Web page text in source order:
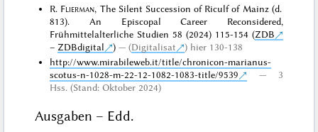
R. Flierman, The Silent Succession of Riculf of Mainz ( d.
813 ). An Episcopal Career Reconsidered,
Frühmittelalterliche Studien 58 (2024) 115-154 (ZDB
– ZDBdigital ) (Digitalisat
) hier 130-138
http://www.mirabileweb.it/title/chronicon-marianus-
scotus-n-1028-m-22-12-1082-1083-title/9539
3
Hss. (Stand: Oktober 2024)
Ausgaben – Edd.